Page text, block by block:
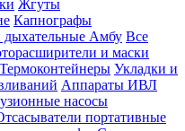
Жгуты
Капнографы
Амбу Все
и маски
Термоконтейнеры Укладки и
Аппараты ИВЛ
насосы
портативные